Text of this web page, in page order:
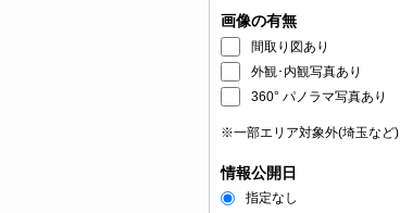
画像の有無
間取り図あり
外観･内観写真あり
360° パノラマ写真あり
※一部エリア対象外(埼玉など)
情報公開日
指定なし